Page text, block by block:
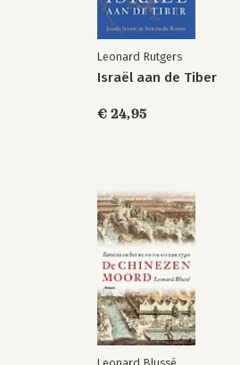
Leonard Rutgers
Israël aan de Tiber
€ 24,95